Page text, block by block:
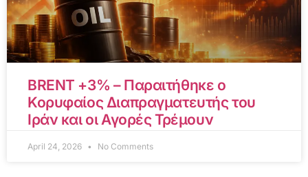
BRENT +3% – Παραιτήθηκε ο
Κορυφαίος Διαπραγματευτής του
Ιράν και οι Αγορές Τρέμουν
April 24, 2026 No Comments